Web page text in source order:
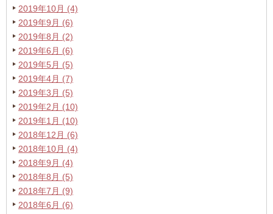
2019年10月 (4)
2019年9月 (6)
2019年8月 (2)
2019年6月 (6)
2019年5月 (5)
2019年4月 (7)
2019年3月 (5)
2019年2月 (10)
2019年1月 (10)
2018年12月 (6)
2018年10月 (4)
2018年9月 (4)
2018年8月 (5)
2018年7月 (9)
2018年6月 (6)